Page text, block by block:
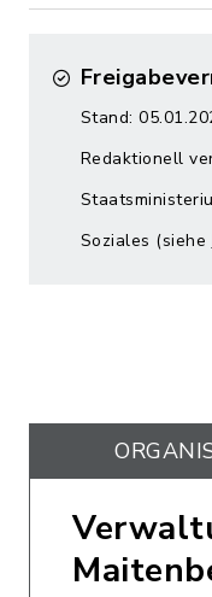
Stand:
Redaktionell
Soziales (siehe